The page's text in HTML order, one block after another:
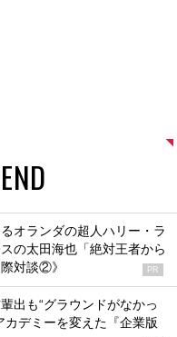
オランダの超人ハリー・ラ
の太田海也「絶対王者から
対談②》
PR
出も“グラウンドがなかっ
デミーを変えた『企業版